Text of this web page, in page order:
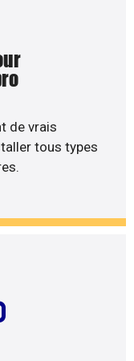
de vrais
tous types